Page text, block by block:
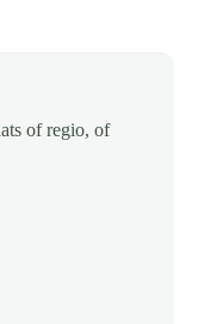
of regio, of